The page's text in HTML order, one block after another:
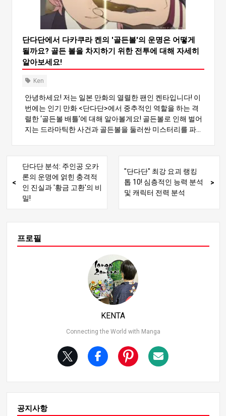
으로 가득 차 있으며 이는 그녀의 매력의 일부입니다. 의외
로 연애에 있어서는 다소 수줍음이 많아 남자들 앞에서 수
줍은 모습을 보이기도 합니다. 그녀의 이상형은 트렌디하
거나 모던한 타입과는 거리가 멀며, 특히 배우 타카쿠라 켄
과 같이 진지하고 어설픈 남자에게 매력을 느끼며 독특한
개성을 드러내는 것을 선호합니다. 2. 아야세 모모의 초능
력에 숨겨진 비밀 아야세 모모의 가장 큰 특징은 초능력입
니다. 첫 번째 능력은 강력한 형태의 염력인 ‘넨리키’입니다.
붙잡아 기억을 읽을 수도 있습니다. 처음에는 어떻게 제어
해야 할지 몰라 그 힘에 압도당하지만, 점차 마스터하는 법
을 배워 강력한 무기로 변신합니다. 이 힘은 너무 강해서 외
계인과 외계 생명체의 관심을 끌기 때문에 모모는 표적이
단다단에서 다카쿠라 켄의 '골든볼'의 운명은 어떻게
될까요? 골든 볼을 차지하기 위한 전투에 대해 자세히
알아보세요!
Ken
안녕하세요! 저는 일본 만화의 열렬한 팬인 켄타입니다! 이
번에는 인기 만화 <단다단>에서 중추적인 역할을 하는 격
렬한 ‘골든볼 배틀’에 대해 알아볼게요! 골든볼로 인해 벌어
지는 드라마틱한 사건과 골든볼을 둘러싼 미스터리를 파헤
정체에 대해 알아봅시다. 실제로 황금 공은 다카쿠라 켄의
몸의 일부로 지름이 5cm 정도이며 황금빛으로 빛납니다.
전형적인 조잡한 농담처럼 들릴 수도 있지만, 황금 공은 단
순히 반짝이는 물체 그 이상입니다. 황금 공은 ‘생명력 덩어
양한 초자연적 현상을 경험하게 됩니다. 따라서 황금 공에
는 상당한 양의 “마법의 힘"이 깃들어 있으며 외계인과 괴물
들이 찾습니다. 따라서 단다단의 전체 줄거리는 이 황금 공
을 차지하기 위한 전투를 중심으로 전개됩니다. 2. 다카쿠
라 켄은 어떻게 골든볼을 잃었나요? 다카쿠라 켄은 일련의
무모한 행동으로 인해 골든볼을 빼앗겼어요. 다카쿠라 켄
과 카이세 모모는 각각 ‘외계인’과 ‘유령’의 존재를 증명하려
쿠라 켄의 골든볼은 괴물 ‘터보 바바’에게 도둑맞고 잠시 동
안 그의 몸에 빙의하기도 했어요. 이때 두 사람은 절체절명
어날 수 있었어요. 하지만 이야기는 여기서 끝나지 않습니
다. 황금 공이 다시 돌아왔지만 이전과는 전혀 다른 모습이
단다단 분석: 주인공 오카
론의 운명에 얽힌 충격적
인 진실과 '황금 고환'의 비
밀!
"단다단" 최강 요괴 랭킹
톱 10! 심층적인 능력 분석
및 캐릭터 전력 분석
프로필
KENTA
Connecting the World with Manga
공지사항